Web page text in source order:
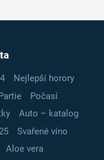
Nejlepší horory
Počasí
Auto – katalog
Svařené víno
Aloe vera